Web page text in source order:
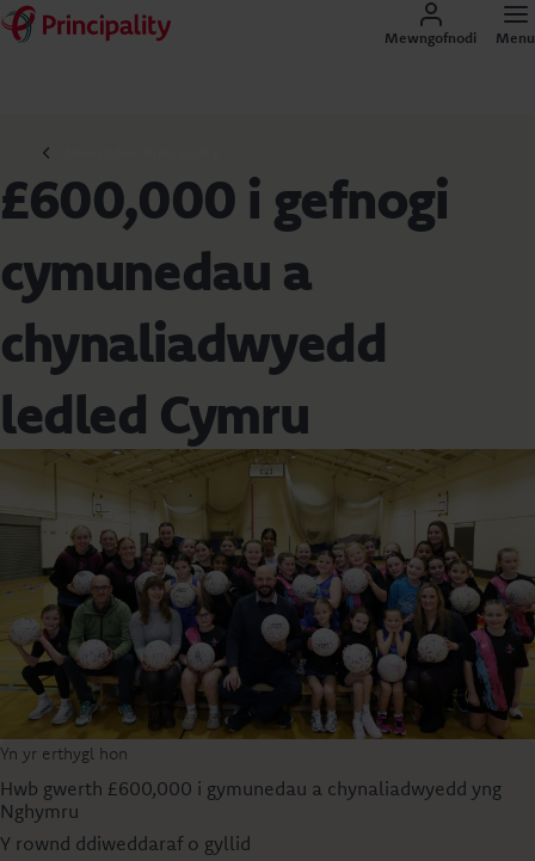
Mewngofnodi Menu
£600,000 i gefnogi
cymunedau a
chynaliadwyedd
ledled Cymru
Yn yr erthygl hon
Hwb gwerth £600,000 i gymunedau a chynaliadwyedd yng
Nghymru
Y rownd ddiweddaraf o gyllid